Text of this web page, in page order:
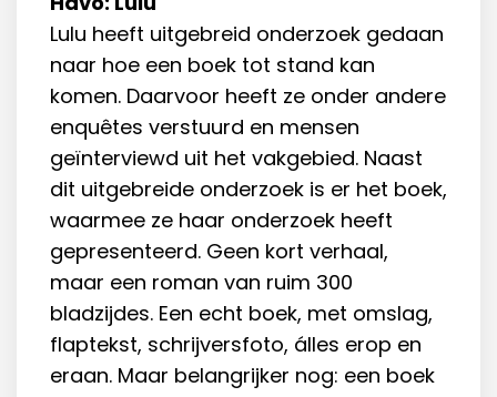
Lulu heeft uitgebreid onderzoek gedaan
naar hoe een boek tot stand kan
komen. Daarvoor heeft ze onder andere
enquêtes verstuurd en mensen
geïnterviewd uit het vakgebied. Naast
dit uitgebreide onderzoek is er het boek,
waarmee ze haar onderzoek heeft
gepresenteerd. Geen kort verhaal,
maar een roman van ruim 300
bladzijdes. Een echt boek, met omslag,
flaptekst, schrijversfoto, álles erop en
eraan. Maar belangrijker nog: een boek